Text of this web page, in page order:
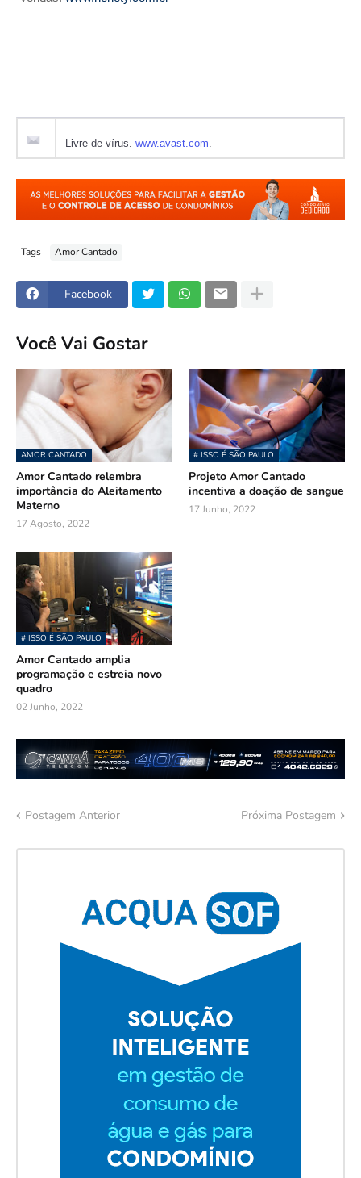
Livre de vírus. www.avast.com.
Tags Amor Cantado
Facebook
Você Vai Gostar
AMOR CANTADO
Amor Cantado relembra
importância do Aleitamento
Materno
17 Agosto, 2022
# ISSO É SÃO PAULO
Projeto Amor Cantado
incentiva a doação de sangue
17 Junho, 2022
# ISSO É SÃO PAULO
Amor Cantado amplia
programação e estreia novo
quadro
02 Junho, 2022
Postagem Anterior Próxima Postagem